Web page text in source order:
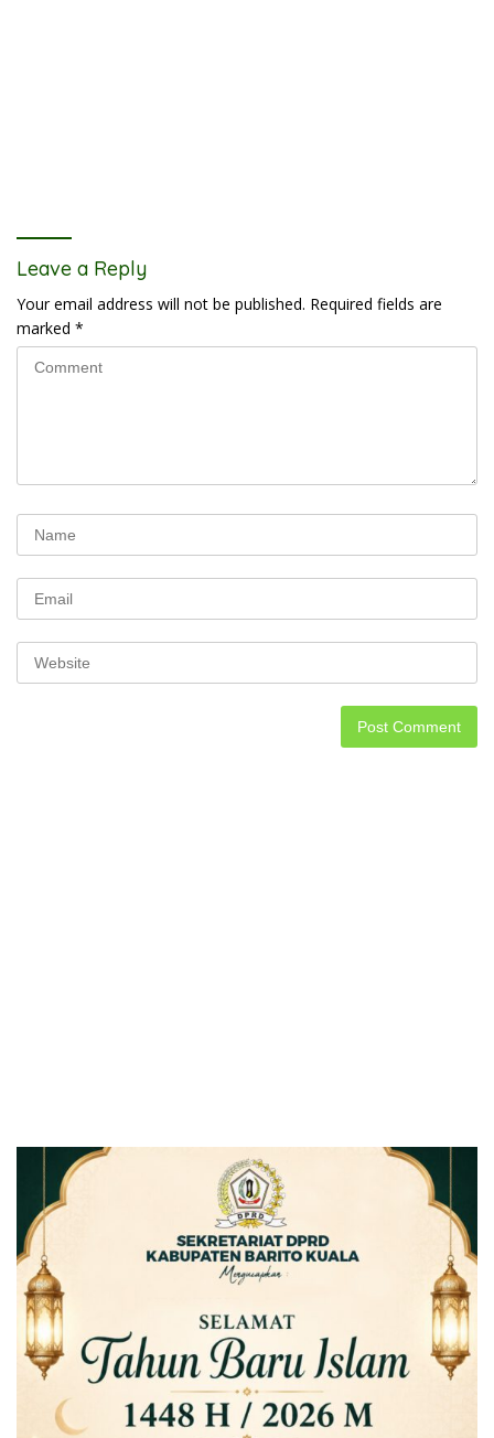
Leave a Reply
Your email address will not be published. Required fields are
marked *